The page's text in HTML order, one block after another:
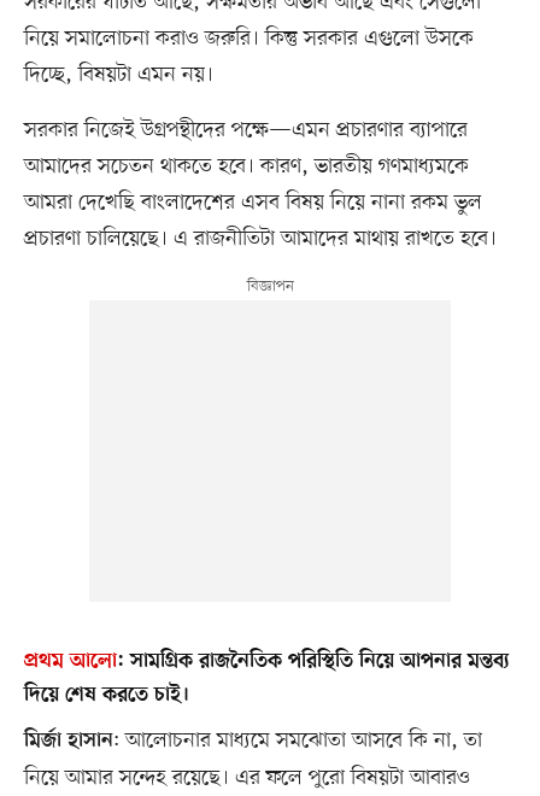
নিয়ে সমালোচনা করাও জরুরি। কিন্তু সরকার এগুলো উসকে
দিচ্ছে, বিষয়টা এমন নয়।
সরকার নিজেই উগ্রপন্থীদের পক্ষে—এমন প্রচারণার ব্যাপারে
আমাদের সচেতন থাকতে হবে। কারণ, ভারতীয় গণমাধ্যমকে
আমরা দেখেছি বাংলাদেশের এসব বিষয় নিয়ে নানা রকম ভুল
প্রচারণা চালিয়েছে। এ রাজনীতিটা আমাদের মাথায় রাখতে হবে।
প্রথম আলো:সামগ্রিক রাজনৈতিক পরিস্থিতি নিয়ে আপনার মন্তব্য
দিয়ে শেষ করতে চাই।
মির্জা হাসান: আলোচনার মাধ্যমে সমঝোতা আসবে কি না, তা
নিয়ে আমার সন্দেহ রয়েছে। এর ফলে পুরো বিষয়টা আবারও